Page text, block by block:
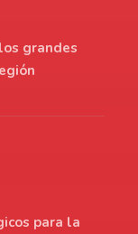
grandes
para la